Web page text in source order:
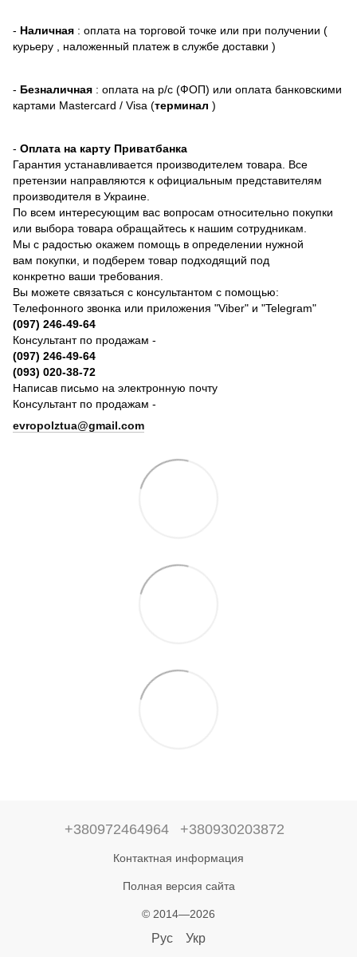
- Наличная : оплата на торговой точке или при получении (
курьеру , наложенный платеж в службе доставки )
- Безналичная : оплата на р/с (ФОП) или оплата банковскими
картами Mastercard / Visa (терминал )
- Оплата на карту Приватбанка
Гарантия устанавливается производителем товара. Все
претензии направляются к официальным представителям
производителя в Украине.
По всем интересующим вас вопросам относительно покупки
или выбора товара обращайтесь к нашим сотрудникам.
Мы с радостью окажем помощь в определении нужной
вам покупки, и подберем товар подходящий под
конкретно ваши требования.
Вы можете связаться с консультантом с помощью:
Телефонного звонка или приложения "Viber" и "Telegram"
(097) 246-49-64
Консультант по продажам -
(097) 246-49-64
(093) 020-38-72
Написав письмо на электронную почту
Консультант по продажам -
evropolztua@gmail.com
+380972464964 +380930203872
Контактная информация
Полная версия сайта
© 2014—2026
Рус Укр